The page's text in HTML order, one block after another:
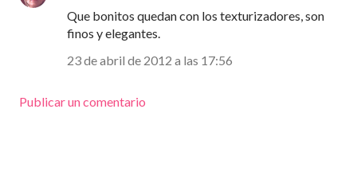
Que bonitos quedan con los texturizadores, son
finos y elegantes.
23 de abril de 2012 a las 17:56
Publicar un comentario